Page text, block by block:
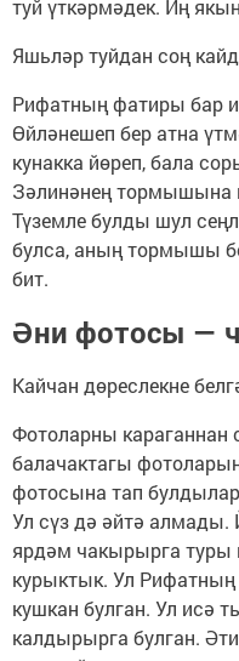
туй үткәрмәдек. Иң
Яшьләр туйдан соң
Рифатның фатиры бар
Өйләнешеп бер атна
кунакка йөреп, бала
Зәлинәнең тормышына
Түземле булды шул
булса, аның тормышы
бит.
Әни фотосы —
Кайчан дөреслекне
Фотоларны
балачактагы
фотосына тап
Ул сүз дә әйтә
ярдәм чакырырга туры
курыктык. Ул Рифатның
кушкан булган. Ул исә
калдырырга булган.